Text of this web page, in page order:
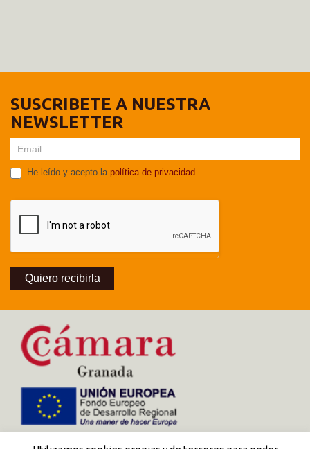
SUSCRIBETE A NUESTRA
NEWSLETTER
He leído y acepto la política de privacidad
Quiero recibirla